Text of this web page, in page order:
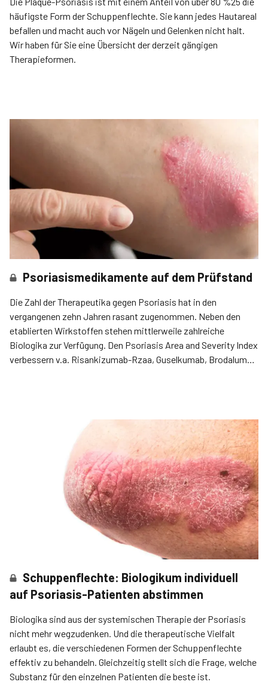
häufigste Form der Schuppenflechte. Sie kann jedes Hautareal
befallen und macht auch vor Nägeln und Gelenken nicht halt.
Wir haben für Sie eine Übersicht der derzeit gängigen
Therapieformen.
Psoriasismedikamente auf dem Prüfstand
Die Zahl der Therapeutika gegen Psoriasis hat in den
vergangenen zehn Jahren rasant zugenommen. Neben den
etablierten Wirkstoffen stehen mittlerweile zahlreiche
Biologika zur Verfügung. Den Psoriasis Area and Severity Index
verbessern v.a. Risankizumab-Rzaa, Guselkumab, Brodalumab
Schuppenflechte: Biologikum individuell
auf Psoriasis-Patienten abstimmen
Biologika sind aus der systemischen Therapie der Psoriasis
nicht mehr wegzudenken. Und die therapeutische Vielfalt
erlaubt es, die verschiedenen Formen der Schuppenflechte
effektiv zu behandeln. Gleichzeitig stellt sich die Frage, welche
Substanz für den einzelnen Patienten die beste ist.